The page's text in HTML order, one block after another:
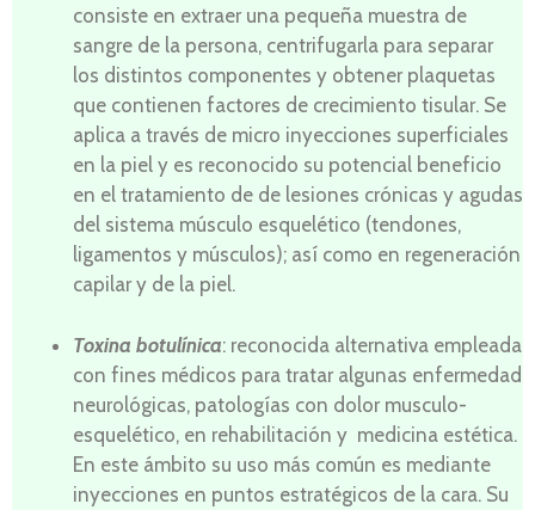
consiste en extraer una pequeña muestra de
sangre de la persona, centrifugarla para separar
los distintos componentes y obtener plaquetas
que contienen factores de crecimiento tisular. Se
aplica a través de micro inyecciones superficiales
en la piel y es reconocido su potencial beneficio
en el tratamiento de de lesiones crónicas y agudas
del sistema músculo esquelético (tendones,
ligamentos y músculos); así como en regeneración
capilar y de la piel.
Toxina botulínica: reconocida alternativa empleada
con fines médicos para tratar algunas enfermedad
neurológicas, patologías con dolor musculo-
esquelético, en rehabilitación y medicina estética.
En este ámbito su uso más común es mediante
inyecciones en puntos estratégicos de la cara. Su